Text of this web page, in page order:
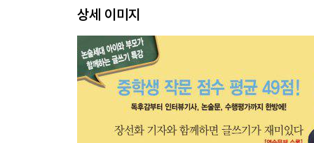
- 하나의 문단이 곧 한 편의 글이다
01 상대는 바쁘다, 핵심부터 말하라
02 논리적으로 써야 짜임새가 생긴다
03 글쓰기에도 윤리가 있다 - 사실대로 쓰기
04 주관적으로 쓰기 vs 객관적으로 쓰기
05 자연스러운 글이 감동을 준다
[잠깐] 논리적 사고를 키우는 ‘요약하기 훈련법’
상세 이미지